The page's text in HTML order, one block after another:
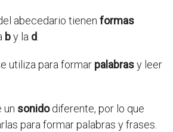
abecedario tienen formas
by la d.
utiliza para formar palabrasy leer
un sonidodiferente, por lo que
para formar palabras y frases.